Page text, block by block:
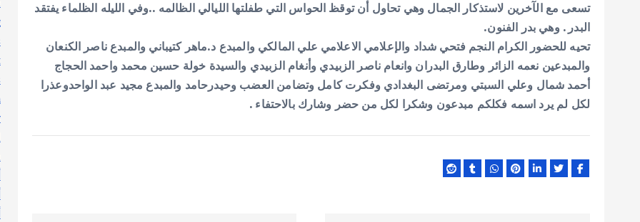
تسعى مع الآخرين لاستذكار الجمال وهي تحاول أن توقظ الحواس التي طفلتها الليالي الظالمه ..وفي الليله الظلماء يفتقد
البدر . وهي بدر الفنون.
تحيه للحضور الكرام النجم فتحي شداد والإعلامي الاعلامي علي المالكي والمبدع د.ماهر كتيباني والمبدع ناصر الكنعان
والمبدعين نعمه الزائر وطارق البدران وانعام ناصر الزبيدي وأنغام الزبيدي والسيدة خولة حسين محمد واحمد الحجاج
أحمد شمال وعلي السبتي ومرتضى البغدادي وفكرت كامل وتضامن العضب وحيدرحامد والمبدع مجيد عبد الواحدوعذرا
لكل لم يرد اسمه فكلكم مبدعون وشكرا لكل من حضر وشارك بالاحتفاء .